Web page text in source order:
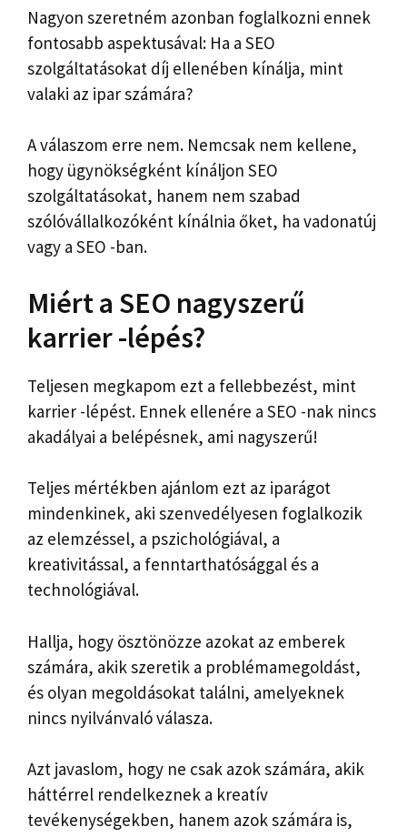
Nagyon szeretném azonban foglalkozni ennek
fontosabb aspektusával: Ha a SEO
szolgáltatásokat díj ellenében kínálja, mint
valaki az ipar számára?
A válaszom erre nem. Nemcsak nem kellene,
hogy ügynökségként kínáljon SEO
szolgáltatásokat, hanem nem szabad
szólóvállalkozóként kínálnia őket, ha vadonatúj
vagy a SEO -ban.
Miért a SEO nagyszerű
karrier -lépés?
Teljesen megkapom ezt a fellebbezést, mint
karrier -lépést. Ennek ellenére a SEO -nak nincs
akadályai a belépésnek, ami nagyszerű!
Teljes mértékben ajánlom ezt az iparágot
mindenkinek, aki szenvedélyesen foglalkozik
az elemzéssel, a pszichológiával, a
kreativitással, a fenntarthatósággal és a
technológiával.
Hallja, hogy ösztönözze azokat az emberek
számára, akik szeretik a problémamegoldást,
és olyan megoldásokat találni, amelyeknek
nincs nyilvánvaló válasza.
Azt javaslom, hogy ne csak azok számára, akik
háttérrel rendelkeznek a kreatív
tevékenységekben, hanem azok számára is,